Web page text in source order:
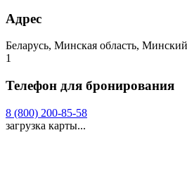
Адрес
Беларусь, Минская область,
1
Телефон для бронирования
8 (800) 200-85-58
загрузка карты...